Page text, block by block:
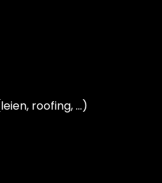
roofing, …)